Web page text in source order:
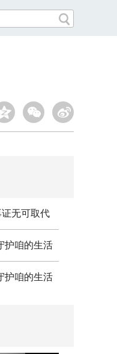
无可取代
护咱的生活
护咱的生活